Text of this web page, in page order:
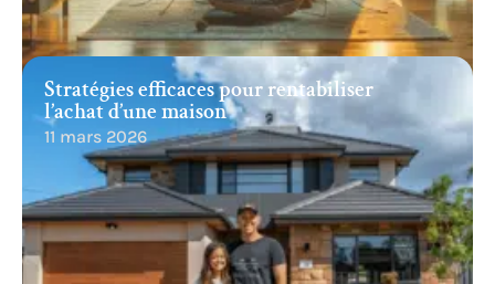
Stratégies efficaces pour rentabiliser
l’achat d’une maison
11 mars 2026